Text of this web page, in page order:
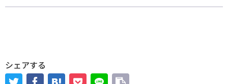
シェアする